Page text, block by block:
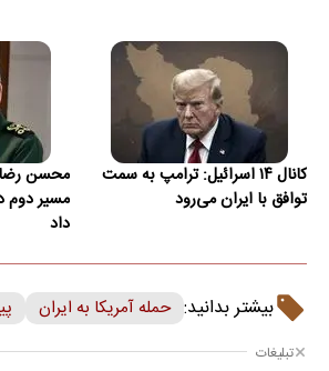
کانال ۱۴ اسرائیل: ترامپ به سمت
توافق با ایران می‌رود
محسن
مسیر دوم
داد
بیشتر بدانید: حمله آمریکا به ایران
تبلیغات